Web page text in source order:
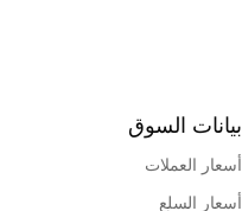
بيانات السوق
أسعار العملات
أسعار السلع